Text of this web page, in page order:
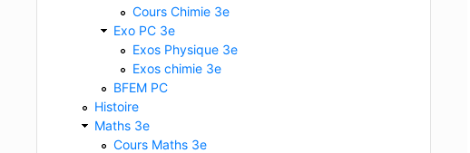
Cours Chimie 3e
Exo PC 3e
Exos Physique 3e
Exos chimie 3e
BFEM PC
Histoire
Maths 3e
Cours Maths 3e